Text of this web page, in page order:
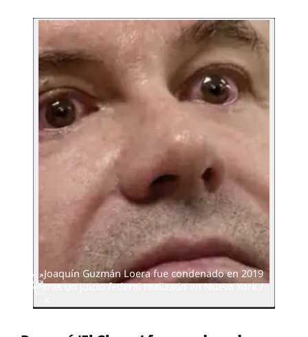
Joaquín Guzmán Loera fue condenado en 2019
tras un juicio federal realizado en Nueva York./